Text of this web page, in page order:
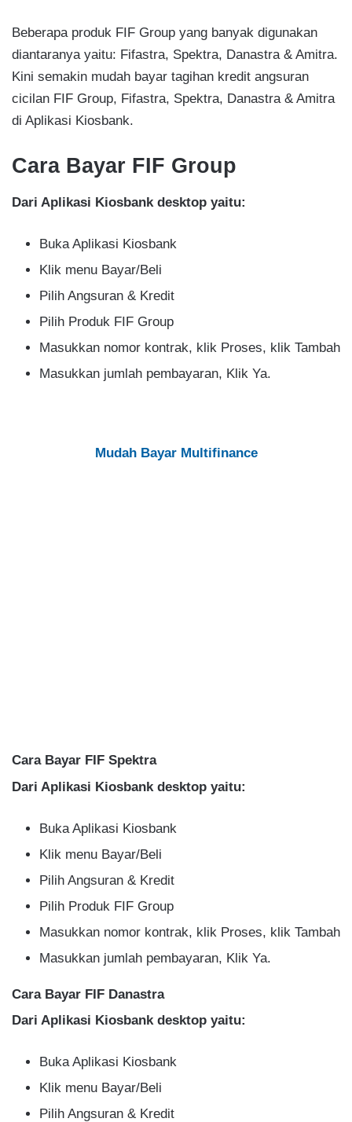
Beberapa produk FIF Group yang banyak digunakan
diantaranya yaitu: Fifastra, Spektra, Danastra & Amitra.
Kini semakin mudah bayar tagihan kredit angsuran
cicilan FIF Group, Fifastra, Spektra, Danastra & Amitra
di Aplikasi Kiosbank.
Cara Bayar FIF Group
Dari Aplikasi Kiosbank desktop yaitu:
Buka Aplikasi Kiosbank
Klik menu Bayar/Beli
Pilih Angsuran & Kredit
Pilih Produk FIF Group
Masukkan nomor kontrak, klik Proses, klik Tambah
Masukkan jumlah pembayaran, Klik Ya.
Mudah Bayar Multifinance
Cara Bayar FIF Spektra
Dari Aplikasi Kiosbank desktop yaitu:
Buka Aplikasi Kiosbank
Klik menu Bayar/Beli
Pilih Angsuran & Kredit
Pilih Produk FIF Group
Masukkan nomor kontrak, klik Proses, klik Tambah
Masukkan jumlah pembayaran, Klik Ya.
Cara Bayar FIF Danastra
Dari Aplikasi Kiosbank desktop yaitu:
Buka Aplikasi Kiosbank
Klik menu Bayar/Beli
Pilih Angsuran & Kredit